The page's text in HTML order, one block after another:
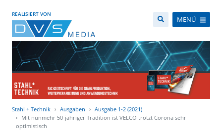
REALISIERT VON
MENÜ
Stahl + Technik Ausgaben
Ausgabe 1-2 (2021)
Mit nunmehr 50-jähriger Tradition ist VELCO trotzt Corona sehr
optimistisch